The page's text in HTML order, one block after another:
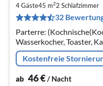
4 Gäste45 m22 Schlafzimmer
32
Parterre:
Wasserkocher, Toaster,
Kühl-/
Wohn/
Kostenfreie
ab 46€/ Nacht